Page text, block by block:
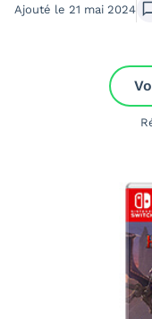
Ajouté le 21 mai 2024